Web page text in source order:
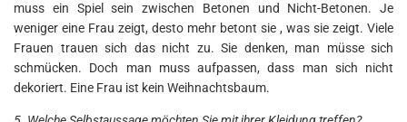
muss ein Spiel sein zwischen Betonen und Nicht-Betonen. Je
weniger eine Frau zeigt, desto mehr betont sie , was sie zeigt. Viele
Frauen trauen sich das nicht zu. Sie denken, man müsse sich
schmücken. Doch man muss aufpassen, dass man sich nicht
dekoriert. Eine Frau ist kein Weihnachtsbaum.